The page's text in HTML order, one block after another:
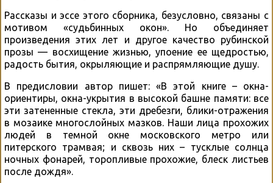
Рассказы и эссе этого сборника, безусловно, связаны с
мотивом «судьбинных окон». Но объединяет
произведения этих лет и другое качество рубинской
прозы — восхищение жизнью, упоение ее щедростью,
радость бытия, окрыляющие и распрямляющие душу.
В предисловии автор пишет: «В этой книге – окна-
ориентиры, окна-укрытия в высокой башне памяти: все
эти затененные стекла, эти дребезги, блики-отражения
в мозаике многослойных мазков. Наши лица прохожих
людей в темной окне московского метро или
питерского трамвая; и сквозь них – тусклые солнца
ночных фонарей, торопливые прохожие, блеск листьев
после дождя».